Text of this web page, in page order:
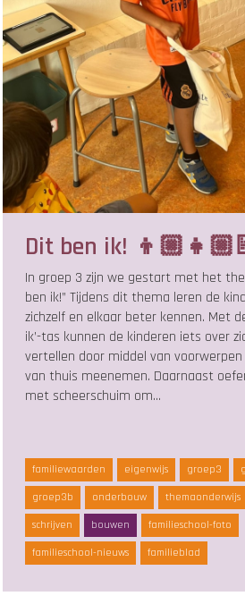
Dit ben ik!
In groep 3 zijn we gestart met het
ben ik!” Tijdens dit thema leren de
zichzelf en elkaar beter kennen. Met
ik’-tas kunnen de kinderen iets over
vertellen door middel van voorwerpen
van thuis meenemen. Daarnaast
met scheerschuim om…
familiewaarden eigenwijs groep3
groep3b onderbouw themaonderwijs
schrijven bouwen familieschool-foto
familieschool-nieuws familieblad